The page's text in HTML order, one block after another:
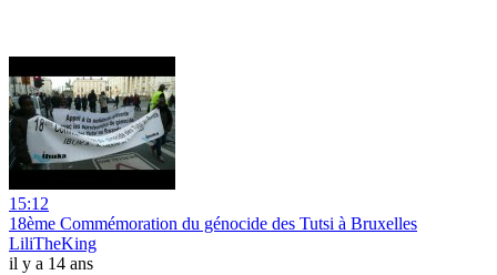
15:12
18ème Commémoration du génocide des Tutsi à Bruxelles
LiliTheKing
il y a 14 ans